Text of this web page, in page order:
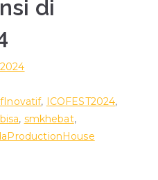
P
di
, ICOFEST2024,
, smkhebat,